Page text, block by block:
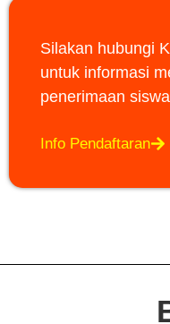
Silakan hubungi
untuk informasi
penerimaan
Info Pendaftaran